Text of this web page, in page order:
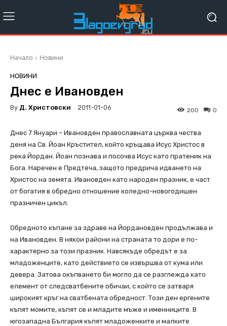
Начало Новини
НОВИНИ
Днес е Ивановден
By Д. Христовски 2011-01-06 0
200
Днес 7 Януари – Ивановден православната църква чества
деня на Св. Йоан Кръстител, който кръщава Исус Христос в
река Йордан. Йоан познава и посочва Исус като пратеник на
Бога. Наречен е Предтеча, защото предрича идването на
Христос на земята. Ивановден като народен празник, е част
от богатия в обредно отношение коледно-новогодишен
празничен цикъл.
Обредното къпане за здраве на Йордановден продължава и
на Ивановден. В някои райони на страната то дори е по-
характерно за този празник. Навсякъде обредът е за
младоженците, като действието се извършва от кума или
девера. Затова окъпването би могло да се разглежда като
елемент от следсватбените обичаи, с който се затваря
широкият кръг на сватбената обредност. Този ден ергените
къпят момите, къпят се и младите мъже и именниците. В
югозападна България къпят младоженките и малките